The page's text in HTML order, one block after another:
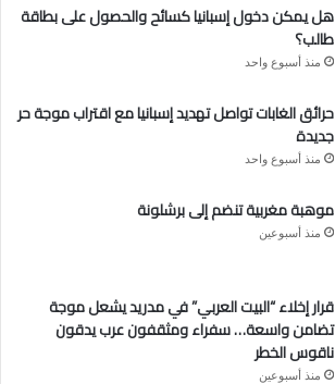
هل يمكن دخول إسبانيا كسائح والحصول على بطاقة
طالب؟
منذ أسبوع واحد
حرائق الغابات تواصل تهديد إسبانيا مع اقتراب موجة حر
جديدة
منذ أسبوع واحد
موهبة مغربية تنضم إلى برشلونة
منذ أسبوعين
قرار إخلاء “البيت العربي” في مدريد يشعل موجة
تضامن واسعة… سفراء ومثقفون عرب يدقون
ناقوس الخطر
منذ أسبوعين